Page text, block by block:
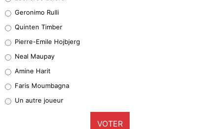
32%
5%
1%
9%
Geronimo Rulli
Quinten Timber
Pierre-Emile Hojbjerg
Neal Maupay
Amine Harit
Faris Moumbagna
Un autre joueur
VOTER